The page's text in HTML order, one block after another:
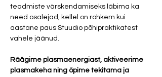
teadmiste värskendamiseks läbima ka
need osalejad, kellel on rohkem kui
aastane paus Stuudio põhipraktikatest
vahele jäänud.
Räägime plasmaenergiast, aktiveerime
plasmakeha ning õpime tekitama ja